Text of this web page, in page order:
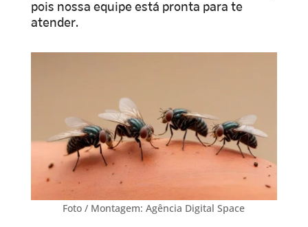
pois nossa equipe está pronta para te
atender.
Foto / Montagem: Agência Digital Space